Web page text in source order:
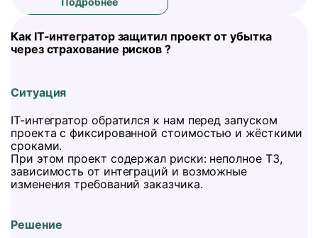
Как IT-интегратор защитил проект от убытка
через страхование рисков ?
Ситуация
IT-интегратор обратился к нам перед запуском
проекта с фиксированной стоимостью и жёсткими
сроками.
При этом проект содержал риски: неполное ТЗ,
зависимость от интеграций и возможные
изменения требований заказчика.
Решение